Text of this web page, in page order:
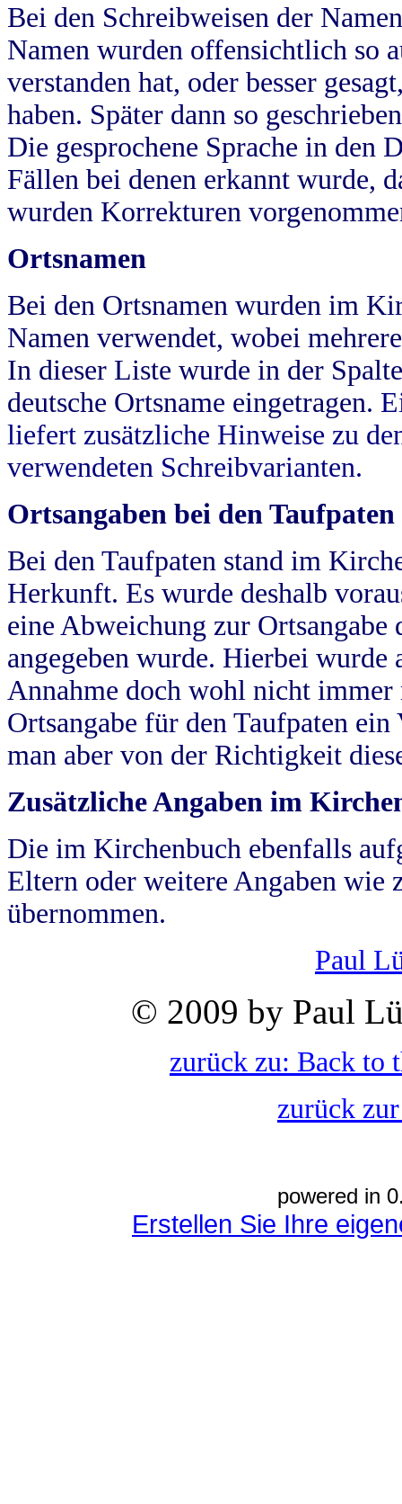
Bei den Schreibweisen der
Namen wurden offensichtlich so
verstanden hat, oder besser
haben. Später dann so
Die gesprochene Sprache in
Fällen bei denen erkannt wurde,
wurden Korrekturen
Ortsnamen
Bei den Ortsnamen wurden im
Namen verwendet, wobei
In dieser Liste wurde in der
deutsche Ortsname eingetragen.
liefert zusätzliche Hinweise zu
verwendeten Schreibvarianten.
Ortsangaben bei den Taufpaten
Bei den Taufpaten stand im
Herkunft. Es wurde deshalb
eine Abweichung zur
angegeben wurde. Hierbei wurde
Annahme doch wohl nicht
Ortsangabe für den Taufpaten
man aber von der Richtigkeit
Zusätzliche Angaben im
Die im Kirchenbuch ebenfalls
Eltern oder weitere Angaben wie
übernommen.
Paul
© 2009 by Paul
zurück zu: Back to
zurück
powered in
Erstellen Sie Ihre